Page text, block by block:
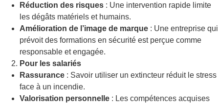
Réduction des risques : Une intervention rapide limite
les dégâts matériels et humains.
Amélioration de l’image de marque : Une entreprise qui
prévoit des formations en sécurité est perçue comme
responsable et engagée.
Pour les salariés
Rassurance : Savoir utiliser un extincteur réduit le stress
face à un incendie.
Valorisation personnelle : Les compétences acquises